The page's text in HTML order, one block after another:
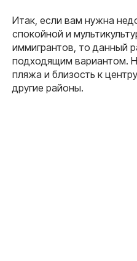
Итак, если вам нужна
спокойной и
иммигрантов, то данный
подходящим вариантом.
пляжа и близость к
другие районы.